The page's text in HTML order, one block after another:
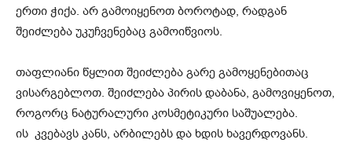
ერთი ჭიქა. არ გამოიყენოთ ბოროტად, რადგან
შეიძლება უკუჩვენებაც გამოიწვიოს.
თაფლიანი წყლით შეიძლება გარე გამოყენებითაც
ვისარგებლოთ. შეიძლება პირის დაბანა, გამოვიყენოთ,
როგორც ნატურალური კოსმეტიკური საშუალება.
ის კვებავს კანს, არბილებს და ხდის ხავერდოვანს.